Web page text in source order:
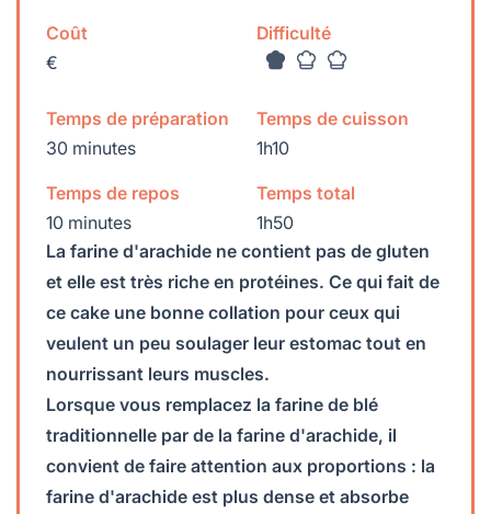
Coût
€
Difficulté
Temps de préparation
30 minutes
Temps de cuisson
1h10
Temps de repos
10 minutes
Temps total
1h50
La farine d'arachide ne contient pas de gluten
et elle est très riche en protéines. Ce qui fait de
ce cake une bonne collation pour ceux qui
veulent un peu soulager leur estomac tout en
nourrissant leurs muscles.
Lorsque vous remplacez la farine de blé
traditionnelle par de la farine d'arachide, il
convient de faire attention aux proportions : la
farine d'arachide est plus dense et absorbe